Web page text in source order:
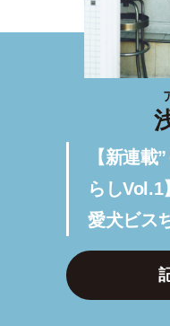
【新連載
らしVol.1
愛犬ビス